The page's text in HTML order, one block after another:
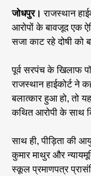
जोधपुर। राजस्थान
आरोपों के बावजूद एक
सजा काट रहे दोषी को
पूर्व सरपंच के खिलाफ
राजस्थान हाईकोर्ट ने
बलात्कार हुआ हो, तो
कथित आरोपी के साथ
साथ ही, पीड़िता की
कुमार माथुर और
स्कूल प्रमाणपत्र